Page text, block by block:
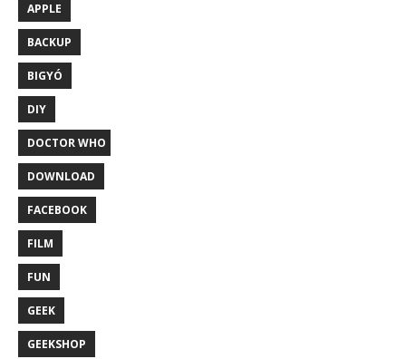
APPLE
BACKUP
BIGYÓ
DIY
DOCTOR WHO
DOWNLOAD
FACEBOOK
FILM
FUN
GEEK
GEEKSHOP